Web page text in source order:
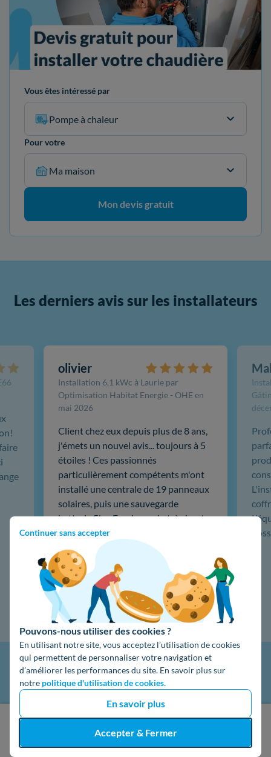
Continuer sans accepter
Pouvons-nous utiliser des cookies ?
En utilisant notre site, vous acceptez l’utilisation de cookies
qui permettent de personnaliser votre navigation et
d’améliorer les performances du site. En savoir plus sur
notre politique d'utilisation de cookies.
En savoir plus
Accepter & Fermer
J'obtiens un devis gratuit
Vous êtes intéressé par
Pompe à chaleur
Pour votre
Ma maison
Mon devis gratuit
Les derniers avis sur les installateurs
olivier
Installation 6,1 kWc à Laurie par
Optimisation Habitat Energie - OHE en
mai 2026
Client chez eux depuis plus de 8 ans,
j'émets un nouvel avis... toujours à 5
étoiles ! Ces passionnés
particulièrement compétents m'ont
installé une centrale de 19 panneaux
solaires, puis une sauvegarde
batterie 5kw Emphase, du très haut
de gamme. …